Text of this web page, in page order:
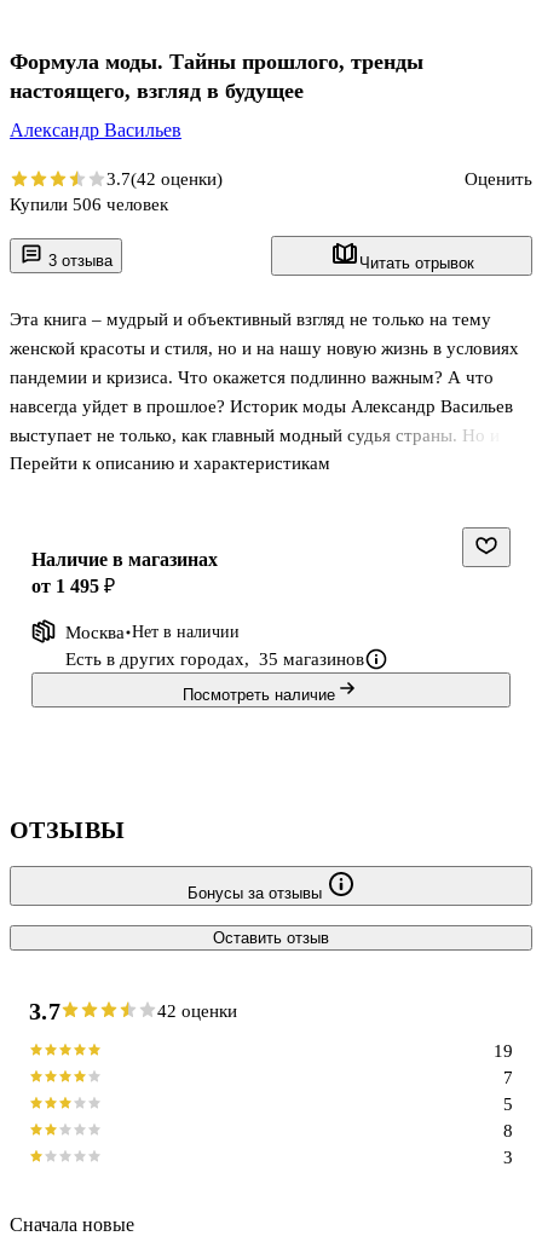
3 отзыва Читать отрывок
Эта книга – мудрый и объективный взгляд не только на тему
женской красоты и стиля, но и на нашу новую жизнь в условиях
пандемии и кризиса. Что окажется подлинно важным? А что
навсегда уйдет в прошлое? Историк моды Александр Васильев
выступает не только, как главный модный судья страны. Но и как
футуролог, который ярко, реалистично и завлекательно рисует
"Никогда не путайте моду со стилем, это не одно и то же. Стиль
вечен, а мода – ветрена", - говорит маэстро и предлагает
из нас может себе позволить уже сегодня. Ну и конечно, дело не
обошлось без жи
Перейти к описанию и характеристикам
Формула моды. Тайны прошлого, тренды
настоящего, взгляд в будущее
Александр Васильев
3.7(42 оценки)
Оценить
Купили 506 человек
Наличие в магазинах
от 1 495 ₽
Москва Нет в наличии
Есть в других городах, 35 магазинов
Посмотреть наличие
ОТЗЫВЫ
Бонусы за отзывы
Оставить отзыв
3.7 42 оценки
3
8
5
7
19
Сначала новые